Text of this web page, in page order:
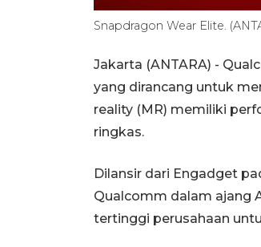
Snapdragon Wear Elite.
Jakarta (ANTARA) -
yang dirancang untuk
reality (MR) memiliki
ringkas.
Dilansir dari Engadget
Qualcomm dalam ajang
tertinggi perusahaan